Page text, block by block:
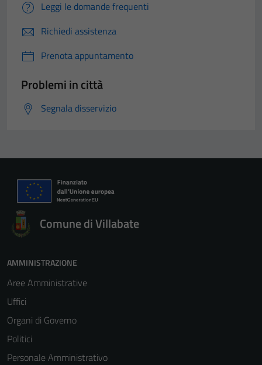
Leggi le domande frequenti
Richiedi assistenza
Prenota appuntamento
Problemi in città
Segnala disservizio
Comune di Villabate
AMMINISTRAZIONE
Aree Amministrative
Uffici
Organi di Governo
Politici
Personale Amministrativo